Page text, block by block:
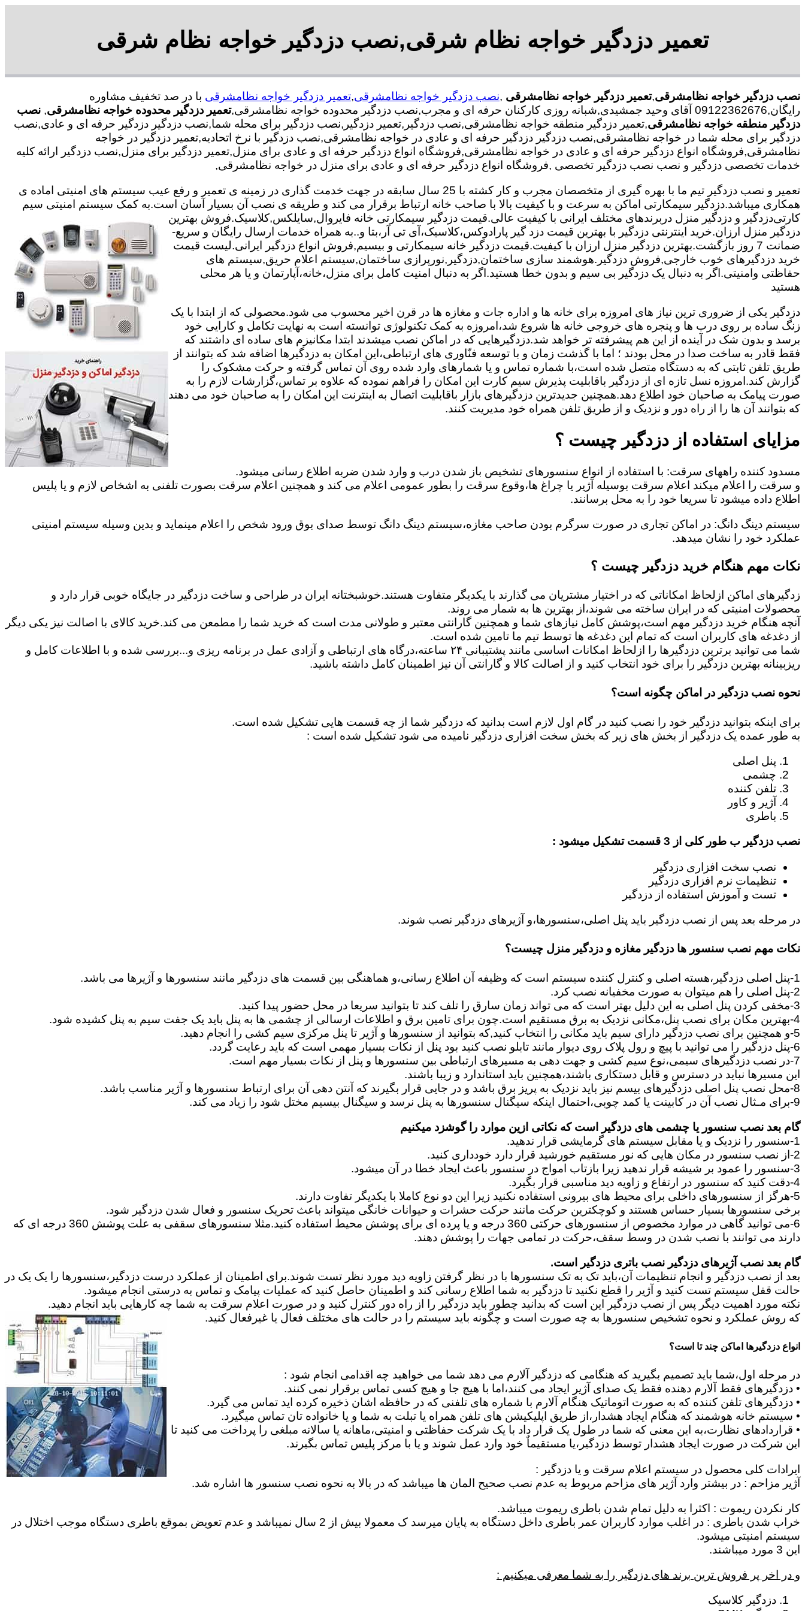
تعمیر دزدگیر خواجه نظام شرقی,نصب دزدگیر خواجه نظام شرقی
نصب دزدگیر خواجه نظامشرقی,تعمیر دزدگیر خواجه نظامشرقی ,نصب دزدگیر خواجه نظامشرقی,تعمیر دزدگیر خواجه نظامشرقی با در صد تخفیف مشاوره
رایگان,09122362676 آقای وحید جمشیدی,شبانه روزی کارکنان حرفه ای و مجرب,نصب دزدگیر محدوده خواجه نظامشرقی,
تعمیر دزدگیر محدوده خواجه نظامشرقی, نصب
دزدگیر منطقه خواجه نظامشرقی,تعمیر دزدگیر منطقه خواجه نظامشرقی,نصب دزدگیر,تعمیر دزدگیر,نصب دزدگیر برای محله شما,نصب دزدگیر دزدگیر حرفه ای و عادی,نصب
دزدگیر برای محله شما در خواجه نظامشرقی,نصب دزدگیر دزدگیر حرفه ای و عادی در خواجه نظامشرقی,نصب دزدگیر با نرخ اتحادیه,تعمیر دزدگیر در خواجه
نظامشرقی,فروشگاه انواع دزدگیر حرفه ای و عادی در خواجه نظامشرقی,فروشگاه انواع دزدگیر حرفه ای و عادی برای منزل,تعمیر دزدگیر برای منزل,نصب دزدگیر ارائه کلیه
خدمات تخصصی دزدگیر و نصب نصب دزدگیر تخصصی ,فروشگاه انواع دزدگیر حرفه ای و عادی برای منزل در خواجه نظامشرقی,
تعمیر و نصب دزدگیر تیم ما با بهره گیری از متخصصان مجرب و کار کشته با 25 سال سابقه در جهت خدمت گذاری در زمینه ی تعمیر و رفع عیب سیستم های امنیتی اماده ی
همکاری میباشد.دزدگیر سیمکارتی اماکن به سرعت و با کیفیت بالا با صاحب خانه ارتباط برقرار می کند و طریقه ی نصب آن بسیار آسان است.به کمک سیستم امنیتی سیم
کارتیدزدگیر و دزدگیر منزل دربرندهای مختلف ایرانی با کیفیت عالی.قیمت دزدگیر سیمکارتی خانه فایروال,سایلکس,کلاسیک.فروش بهترین
دزدگیر منزل ارزان.خرید اینترنتی دزدگیر با بهترین قیمت دزد گیر پارادوکس،کلاسیک،آی تی آر،بتا و..به همراه خدمات ارسال رایگان و سریع-
ضمانت 7 روز بازگشت.بهترین دزدگیر منزل ارزان با کیفیت.قیمت دزدگیر خانه سیمکارتی و بیسیم,فروش انواع دزدگیر ایرانی.لیست قیمت
خرید دزدگیرهای خوب خارجی,فروش دزدگیر.هوشمند سازی ساختمان,دزدگیر,نورپرازی ساختمان,سیستم اعلام حریق,سیستم های
حفاظتی وامنیتی.اگر به دنبال یک دزدگیر بی سیم و بدون خطا هستید.اگر به دنبال امنیت کامل برای منزل،خانه،آپارتمان و یا هر محلی
هستید
دزدگیر یکی از ضروری ترین نیاز های امروزه برای خانه ها و اداره جات و مغازه ها در قرن اخیر محسوب می شود.محصولی که از ابتدا با یک
زنگ ساده بر روی درب ها و پنجره های خروجی خانه ها شروع شد،امروزه به کمک تکنولوژی توانسته است به نهایت تکامل و کارایی خود
برسد و بدون شک در آینده از این هم پیشرفته تر خواهد شد.دزدگیرهایی که در اماکن نصب میشدند ابتدا مکانیزم های ساده ای داشتند که
فقط قادر به ساخت صدا در محل بودند ؛ اما با گذشت زمان و با توسعه فنّاوری های ارتباطی،این امکان به دزدگیرها اضافه شد که بتوانند از
طریق تلفن ثابتی که به دستگاه متصل شده است،با شماره تماس و یا شمارهای وارد شده روی آن تماس گرفته و حرکت مشکوک را
گزارش کند.امروزه نسل تازه ای از دزدگیر باقابلیت پذیرش سیم کارت این امکان را فراهم نموده که علاوه بر تماس،گزارشات لازم را به
صورت پیامک به صاحبان خود اطلاع دهد.همچنین جدیدترین دزدگیرهای بازار باقابلیت اتصال به اینترنت این امکان را به صاحبان خود می دهند
که بتوانند آن ها را از راه دور و نزدیک و از طریق تلفن همراه خود مدیریت کنند.
مزایای استفاده از دزدگیر چیست ؟
مسدود کننده راههای سرقت: با استفاده از انواع سنسورهای تشخیص باز شدن درب و وارد شدن ضربه اطلاع رسانی میشود.
و سرقت را اعلام میکند اعلام سرقت بوسیله آژیر یا چراغ ها،وقوع سرقت را بطور عمومی اعلام می کند و همچنین اعلام سرقت بصورت تلفنی به اشخاص لازم و یا پلیس
اطلاع داده میشود تا سریعا خود را به محل برسانند.
سیستم دینگ دانگ: در اماکن تجاری در صورت سرگرم بودن صاحب مغازه،سیستم دینگ دانگ توسط صدای بوق ورود شخص را اعلام مینماید و بدین وسیله سیستم امنیتی
عملکرد خود را نشان میدهد.
نکات مهم هنگام خرید دزدگیر چیست ؟
زدگیرهای اماکن ازلحاظ امکاناتی که در اختیار مشتریان می گذارند با یکدیگر متفاوت هستند.خوشبختانه ایران در طراحی و ساخت دزدگیر در جایگاه خوبی قرار دارد و
محصولات امنیتی که در ایران ساخته می شوند،از بهترین ها به شمار می روند.
آنچه هنگام خرید دزدگیر مهم است،پوشش کامل نیازهای شما و همچنین گارانتی معتبر و طولانی مدت است که خرید شما را مطمعن می کند.خرید کالای با اصالت نیز یکی دیگر
از دغدغه های کاربران است که تمام این دغدغه ها توسط تیم ما تامین شده است.
شما می توانید برترین دزدگیرها را ازلحاظ امکانات اساسی مانند پشتیبانی ۲۴ ساعته،درگاه های ارتباطی و آزادی عمل در برنامه ریزی و...بررسی شده و با اطلاعات کامل و
ریزبینانه بهترین دزدگیر را برای خود انتخاب کنید و از اصالت کالا و گارانتی آن نیز اطمینان کامل داشته باشید.
نحوه نصب دزدگیر در اماکن چگونه است؟
برای اینکه بتوانید دزدگیر خود را نصب کنید در گام اول لازم است بدانید که دزدگیر شما از چه قسمت هایی تشکیل شده است.
به طور عمده یک دزدگیر از بخش های زیر که بخش سخت افزاری دزدگیر نامیده می شود تشکیل شده است :
پنل اصلی
چشمی
تلفن کننده
آژیر و کاور
باطری
نصب دزدگیر ب طور کلی از 3 قسمت تشکیل میشود :
نصب سخت افزاری دزدگیر
تنظیمات نرم افزاری دزدگیر
تست و آموزش استفاده از دزدگیر
در مرحله بعد پس از نصب دزدگیر باید پنل اصلی،سنسورها،و آژیرهای دزدگیر نصب شوند.
نکات مهم نصب سنسور ها دزدگیر مغازه و دزدگیر منزل چیست؟
1-پنل اصلی دزدگیر،هسته اصلی و کنترل کننده سیستم است که وظیفه آن اطلاع رسانی،و هماهنگی بین قسمت های دزدگیر مانند سنسورها و آژیرها می باشد.
2-پنل اصلی را هم میتوان به صورت مخفیانه نصب کرد.
3-مخفی کردن پنل اصلی به این دلیل بهتر است که می تواند زمان سارق را تلف کند تا بتوانید سریعا در محل حضور پیدا کنید.
4-بهترین مکان برای نصب پنل،مکانی نزدیک به برق مستقیم است.چون برای تامین برق و اطلاعات ارسالی از چشمی ها به پنل باید یک جفت سیم به پنل کشیده شود.
5-و همچنین برای نصب دزدگیر دارای سیم باید مکانی را انتخاب کنید,که بتوانید از سنسورها و آژیر تا پنل مرکزی سیم کشی را انجام دهید.
6-پنل دزدگیر را می توانید با پیچ و رول پلاک روی دیوار مانند تابلو نصب کنید بود پنل از نکات بسیار مهمی است که باید رعایت گردد.
7-در نصب دزدگیرهای سیمی،نوع سیم کشی و جهت دهی به مسیرهای ارتباطی بین سنسورها و پنل از نکات بسیار مهم است.
این مسیرها نباید در دسترس و قابل دستکاری باشند،همچنین باید استاندارد و زیبا باشند.
8-محل نصب پنل اصلی دزدگیرهای بیسم نیز باید نزدیک به پریز برق باشد و در جایی قرار بگیرند که آنتن دهی آن برای ارتباط سنسورها و آژیر مناسب باشد.
9-برای مـثال نصب آن در کابینت یا کمد چوبی،احتمال اینکه سیگنال سنسورها به پنل نرسد و سیگنال بیسیم مختل شود را زیاد می کند.
گام بعد نصب سنسور یا چشمی های دزدگیر است که نکاتی ازین موارد را گوشزد میکنیم
1-سنسور را نزدیک و یا مقابل سیستم های گرمایشی قرار ندهید.
2-از نصب سنسور در مکان هایی که نور مستقیم خورشید قرار دارد خودداری کنید.
3-سنسور را عمود بر شیشه قرار ندهید زیرا بازتاب امواج در سنسور باعث ایجاد خطا در آن میشود.
4-دقت کنید که سنسور در ارتفاع و زاویه دید مناسبی قرار بگیرد.
5-هرگز از سنسورهای داخلی برای محیط های بیرونی استفاده نکنید زیرا این دو نوع کاملا با یکدیگر تفاوت دارند.
برخی سنسورها بسیار حساس هستند و کوچکترین حرکت مانند حرکت حشرات و حیوانات خانگی میتواند باعث تحریک سنسور و فعال شدن دزدگیر شود.
6-می توانید گاهی در موارد مخصوص از سنسورهای حرکتی 360 درجه و یا پرده ای برای پوشش محیط استفاده کنید.مثلا سنسورهای سقفی به علت پوشش 360 درجه ای که
دارند می توانند با نصب شدن در وسط سقف،حرکت در تمامی جهات را پوشش دهند.
گام بعد نصب آژیرهای دزدگیر نصب باتری دزدگیر است.
بعد از نصب دزدگیر و انجام تنظیمات آن،باید تک به تک سنسورها با در نظر گرفتن زاویه دید مورد نظر تست شوند.برای اطمینان از عملکرد درست دزدگیر،سنسورها را یک یک در
حالت قفل سیستم تست کنید و آژیر را قطع نکنید تا دزدگیر به شما اطلاع رسانی کند و اطمینان حاصل کنید که عملیات پیامک و تماس به درستی انجام میشود.
نکته مورد اهمیت دیگر پس از نصب دزدگیر این است که بدانید چطور باید دزدگیر را از راه دور کنترل کنید و در صورت اعلام سرقت به شما چه کارهایی باید انجام دهید.
که روش عملکرد و نحوه تشخیص سنسورها به چه صورت است و چگونه باید سیستم را در حالت های مختلف فعال یا غیرفعال کنید.
انواع دزدگیرها اماکن چند تا است؟
در مرحله اول،شما باید تصمیم بگیرید که هنگامی که دزدگیر آلارم می دهد شما می خواهید چه اقدامی انجام شود :
• دزدگیرهای فقط آلارم دهنده فقط یک صدای آژیر ایجاد می کنند،اما با هیچ جا و هیچ کسی تماس برقرار نمی کنند.
• دزدگیرهای تلفن کننده که به صورت اتوماتیک هنگام آلارم با شماره های تلفنی که در حافظه اشان ذخیره کرده اید تماس می گیرد.
• سیستم خانه هوشمند که هنگام ایجاد هشدار،از طریق اپلیکیشن های تلفن همراه یا تبلت به شما و یا خانواده تان تماس میگیرد.
• قراردادهای نظارت،به این معنی که شما در طول یک قرار داد با یک شرکت حفاظتی و امنیتی،ماهانه یا سالانه مبلغی را پرداخت می کنید تا
این شرکت در صورت ایجاد هشدار توسط دزدگیر،یا مستقیماٌ خود وارد عمل شوند و یا با مرکز پلیس تماس بگیرند.
ایرادات کلی محصول در سیستم اعلام سرقت و یا دزدگیر :
آژیر مزاحم : در بیشتر وارد آژیر های مزاحم مربوط به عدم نصب صحیح المان ها میباشد که در بالا به نحوه نصب سنسور ها اشاره شد.
کار نکردن ریموت : اکثرا به دلیل تمام شدن باطری ریموت میباشد.
خراب شدن باطری : در اغلب موارد کاربران عمر باطری داخل دستگاه به پایان میرسد ک معمولا بیش از 2 سال نمیباشد و عدم تعویض بموقع باطری دستگاه موجب اختلال در
سیستم امنیتی میشود.
این 3 مورد میباشند.
و در اخر پر فروش ترین برند های دزدگیر را به شما معرفی میکنیم :
دزدگیر کلاسیک